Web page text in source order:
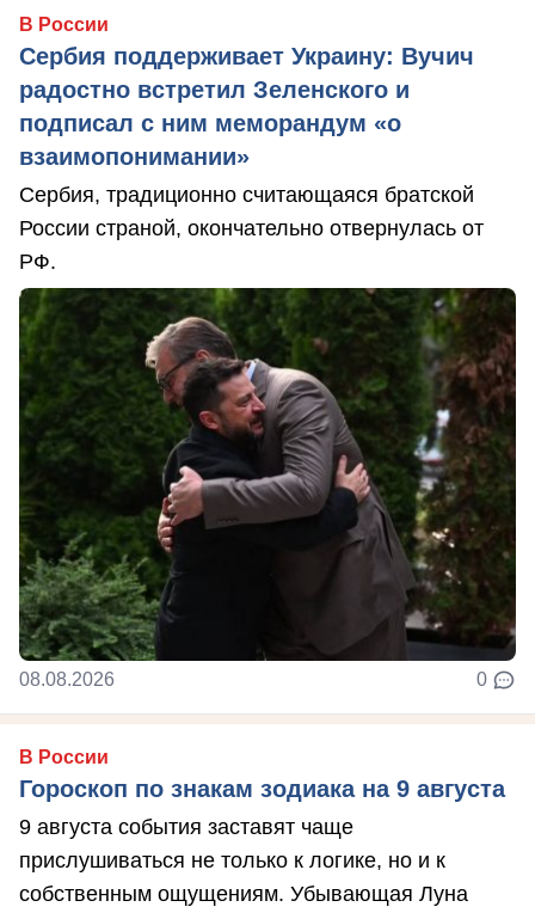
В России
Сербия поддерживает Украину: Вучич
радостно встретил Зеленского и
подписал с ним меморандум «о
взаимопонимании»
Сербия, традиционно считающаяся братской
России страной, окончательно отвернулась от
РФ.
08.08.2026 0
В России
Гороскоп по знакам зодиака на 9 августа
9 августа события заставят чаще
прислушиваться не только к логике, но и к
собственным ощущениям. Убывающая Луна